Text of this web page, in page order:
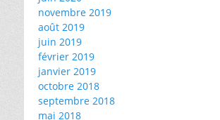
novembre 2019
août 2019
juin 2019
février 2019
janvier 2019
octobre 2018
septembre 2018
mai 2018